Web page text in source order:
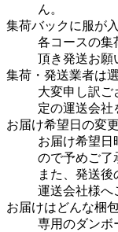
ん。
集荷バックに服が
各コースの集
頂き発送お願
集荷・発送業者は
大変申し訳ご
定の運送会社
お届け希望日の変
お届け希望日
ので予めご了
また、発送
運送会社様へ
お届けはどんな梱
専用のダンボ